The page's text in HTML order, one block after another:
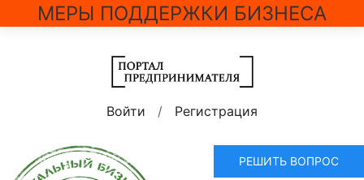
МЕРЫ ПОДДЕРЖКИ БИЗНЕСА
Войти / Регистрация
РЕШИТЬ ВОПРОС